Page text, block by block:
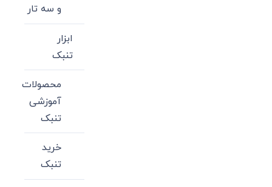
و سه تار
ابزار
تنبک
محصولات
آموزشی
تنبک
خرید
تنبک